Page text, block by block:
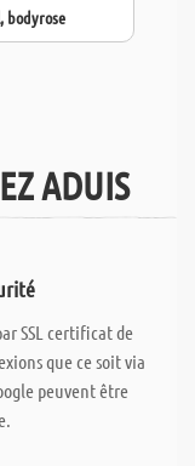
bodyrose
ADUIS
SSL certificat de
que ce soit via
peuvent être